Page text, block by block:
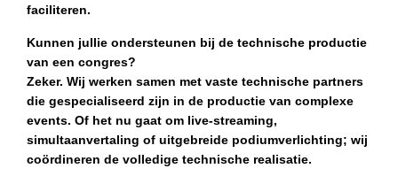
faciliteren.
Kunnen jullie ondersteunen bij de technische productie
van een congres?
Zeker. Wij werken samen met vaste technische partners
die gespecialiseerd zijn in de productie van complexe
events. Of het nu gaat om live-streaming,
simultaanvertaling of uitgebreide podiumverlichting; wij
coördineren de volledige technische realisatie.